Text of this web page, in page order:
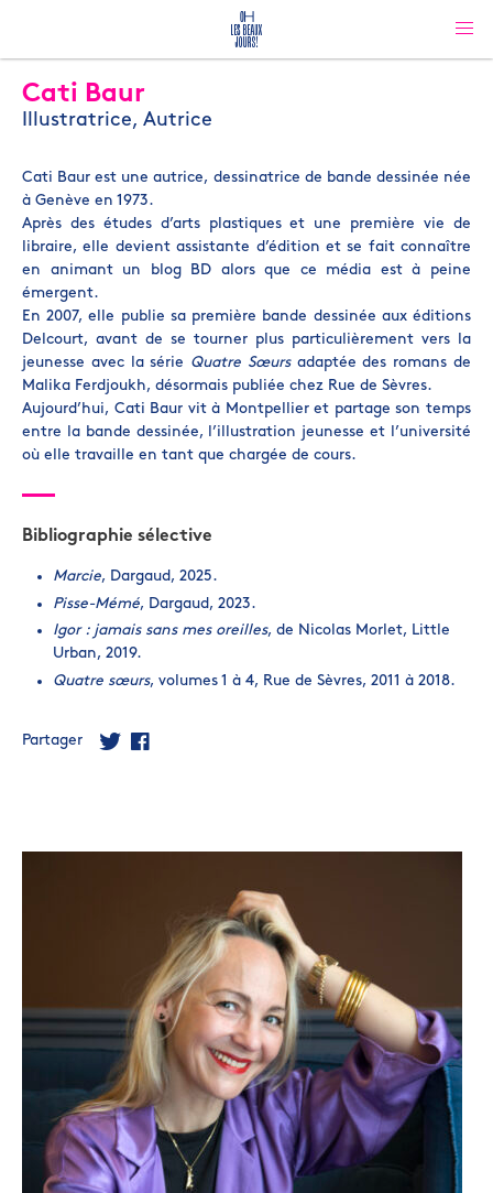
Cati Baur
Illustratrice, Autrice
Cati Baur est une autrice, dessinatrice de bande dessinée née
à Genève en 1973.
Après des études d’arts plastiques et une première vie de
libraire, elle devient assistante d’édition et se fait connaître
en animant un blog BD alors que ce média est à peine
émergent.
En 2007, elle publie sa première bande dessinée aux éditions
Delcourt, avant de se tourner plus particulièrement vers la
jeunesse avec la série Quatre Sœursadaptée des romans de
Malika Ferdjoukh, désormais publiée chez Rue de Sèvres.
Aujourd’hui, Cati Baur vit à Montpellier et partage son temps
entre la bande dessinée, l’illustration jeunesse et l’université
où elle travaille en tant que chargée de cours.
Bibliographie sélective
Marcie, Dargaud, 2025.
Pisse-Mémé, Dargaud, 2023.
Igor : jamais sans mes oreilles, de Nicolas Morlet, Little
Urban, 2019.
Quatre sœurs, volumes 1 à 4, Rue de Sèvres, 2011 à 2018.
Partager